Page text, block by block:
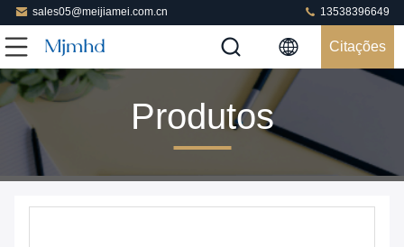
sales05@meijiamei.com.cn 13538396649
Citações
Produtos